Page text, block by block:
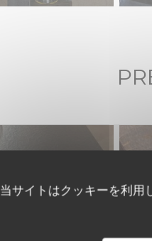
当サイトはクッキーを利用